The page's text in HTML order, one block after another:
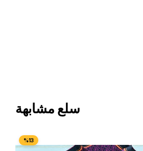
سلع مشابهة